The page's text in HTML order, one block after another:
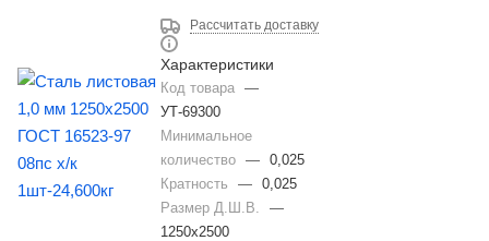
Рассчитать доставку
Характеристики
Код товара
—
УТ-69300
Минимальное
количество
—
0,025
Кратность
—
0,025
Размер Д.Ш.В.
—
1250х2500